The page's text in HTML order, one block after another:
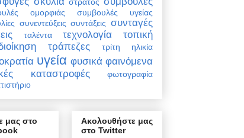
ομορφιάς
συμβουλές υγείας
συνεντεύξεις συντάξεις συνταγές
ταλέντα τεχνολογία
τοπική
τράπεζες τρίτη ηλικία
υγεία φυσικά φαινόμενα
καταστροφές
φωτογραφία
μας στο
Ακολουθήστε μας
στο Twitter